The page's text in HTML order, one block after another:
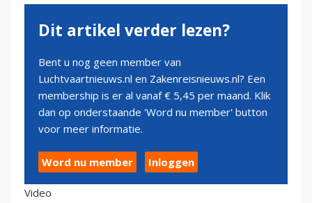
Dit artikel verder lezen?
Bent u nog geen member van
Luchtvaartnieuws.nl en Zakenreisnieuws.nl? Een
membership is er al vanaf € 5,45 per maand. Klik
dan op onderstaande 'Word nu member' button
voor meer informatie.
Word nu member Inloggen
Video